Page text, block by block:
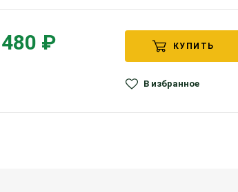
480 ₽ КУПИТЬ
В избранное